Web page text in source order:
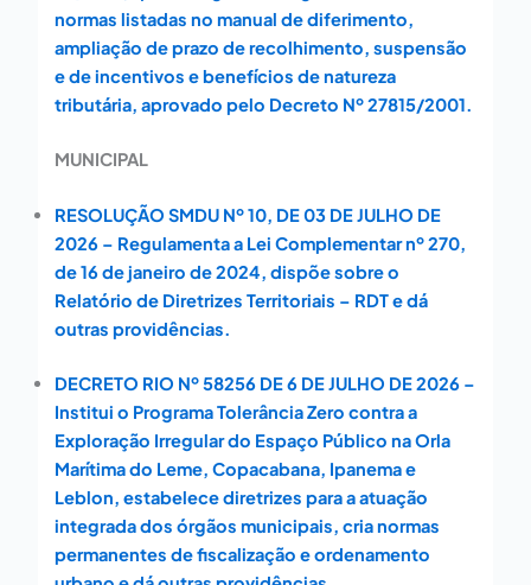
normas listadas no manual de diferimento,
ampliação de prazo de recolhimento, suspensão
e de incentivos e benefícios de natureza
tributária, aprovado pelo Decreto Nº 27815/2001.
MUNICIPAL
RESOLUÇÃO SMDU Nº 10, DE 03 DE JULHO DE
2026 – Regulamenta a Lei Complementar nº 270,
de 16 de janeiro de 2024, dispõe sobre o
Relatório de Diretrizes Territoriais – RDT e dá
outras providências.
DECRETO RIO Nº 58256 DE 6 DE JULHO DE 2026 –
Institui o Programa Tolerância Zero contra a
Exploração Irregular do Espaço Público na Orla
Marítima do Leme, Copacabana, Ipanema e
Leblon, estabelece diretrizes para a atuação
integrada dos órgãos municipais, cria normas
permanentes de fiscalização e ordenamento